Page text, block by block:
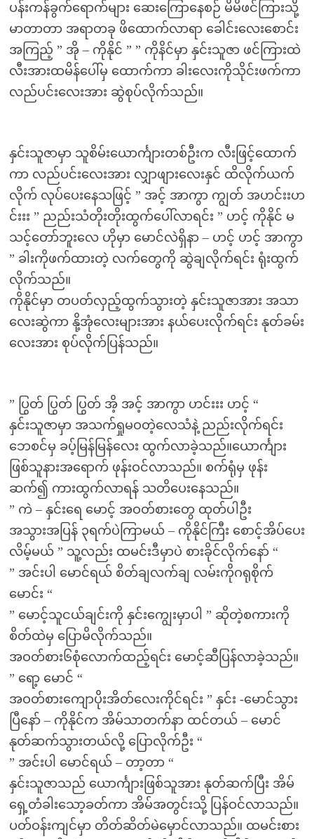
ပန်းကန်ခွက်ရောက်များ ဆေးကြောနေစဉ် မိမိဖင်ကြားသို့
မာတာတာ အရာတခု ဖိထောက်လာရာ ခေါင်းလေးစောင်း
အကြည့် ” အို – ကိုနိုင် ” ” ကိုနိင်မှာ နှင်းသူဇာ ဖင်ကြားထဲ
လီးအားထမိန်ပေါ်မှ ထောက်ကာ ခါးလေးကိုသိုင်းဖက်ကာ
လည်ပင်းလေးအား ဆွဲစုပ်လိုက်သည်။
နှင်းသူဇာမှာ သူစိမ်းယောင်္ကျားတစ်ဦးက လီးဖြင့်ထောက်
ကာ လည်ပင်းလေးအား လျှာဖျားလေးနှင် ထိလိုက်ယက်
လိုက် လုပ်ပေးနေသဖြင့် ” အင့် အာကွာ ကျွတ် အဟင်းးဟ
င်းးး ” ညည်းသံတိုးတိုးထွက်ပေါ်လာရင်း ” ဟင့် ကိုနိုင် မ
သင့်တော်ဘူးလေ ဟိုမှာ မောင်လဲရှိနာ – ဟင့် ဟင့် အာကွာ
” ခါးကိုဖက်ထားတဲ့ လက်တွေကို ဆွဲချလိုက်ရင်း ရုံးထွက်
လိုက်သည်။
ကိုနိုင်မှာ တပတ်လှည့်ထွက်သွားတဲ့ နှင်းသူဇာအား အသာ
လေးဆွဲကာ နို့အုံလေးများအား နယ်ပေးလိုက်ရင်း နုတ်ခမ်း
လေးအား စုပ်လိုက်ပြန်သည်။
” ပြွတ် ပြွတ် ပြွတ် အိ့ အင့် အာကွာ ဟင်းးး ဟင့် “
နှင်းသူဇာမှာ အသက်ရှုမဝတဲ့လေသံနဲ့ ညည်းလိုက်ရင်း
ဘေစင်မှ ခပ့်မြန်မြန်လေး ထွက်လာခဲ့သည်။ယောင်္ကျား
ဖြစ်သူနားအရောက် ဖုန်းဝင်လာသည်။ စက်ရုံမှ ဖုန်း
ဆက်၍ ကားထွက်လာရန် သတိပေးနေသည်။
” ကဲ – နှင်းရေ မောင့် အဝတ်စားတွေ ထုတ်ပါဦး
အသွားအပြန် ၃ရက်ပဲကြာမယ် – ကိုနိုင်ကြီး စောင့်အိပ်ပေး
လိမ့်မယ် ” သူ့လည်း ထမင်းဒီမှာပဲ စားခိုင်လိုက်နော် “
” အင်းပါ မောင်ရယ် စိတ်ချလက်ချ လမ်းကိုဂရုစိုက်
မောင်း “
” မောင့်သူငယ်ချင်းကို နှင်းကျွေးမှာပါ ” ဆိုတဲ့စကားကို
စိတ်ထဲမှ ပြောမိလိုက်သည်။
အဝတ်စား၆စုံလောက်ထည့်ရင်း မောင့်ဆီပြန်လာခဲ့သည်။
” ရော့ မောင် “
အဝတ်စားကျောပိုးအိတ်လေးကိုင်ရင်း ” နှင်း -မောင်သွား
ပြီနော် – ကိုနိုင်က အိမ်သာတက်နာ ထင်တယ် – မောင်
နုတ်ဆက်သွားတယ်လို့ ပြောလိုက်ဦး “
” အင်းပါ မောင်ရယ် – တာ့တာ “
နှင်းသူဇာသည် ယောင်္ကျားဖြစ်သူအား နုတ်ဆက်ပြီး အိမ်
ရှေ့တံခါးသော့ခတ်ကာ အိမ်အတွင်းသို့ ပြန်ဝင်လာသည်။
ပတ်ဝန်းကျင်မှာ တိတ်ဆိတ်မဲမှောင်လာသည်။ ထမင်းစား